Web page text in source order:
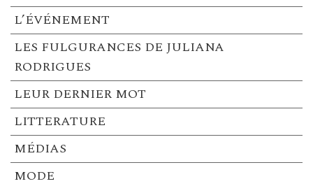
L’ÉVÉNEMENT
LES FULGURANCES DE JULIANA
RODRIGUES
LEUR DERNIER MOT
LITTERATURE
MÉDIAS
MODE